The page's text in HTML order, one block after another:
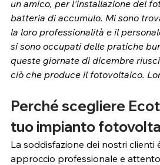
un amico, per l'installazione del
batteria di accumulo. Mi sono
la loro professionalità e il
si sono occupati delle pratiche
queste giornate di dicembre
ciò che produce il fotovoltaico.
Perché scegliere
tuo impianto
La soddisfazione dei nostri clienti
approccio professionale e